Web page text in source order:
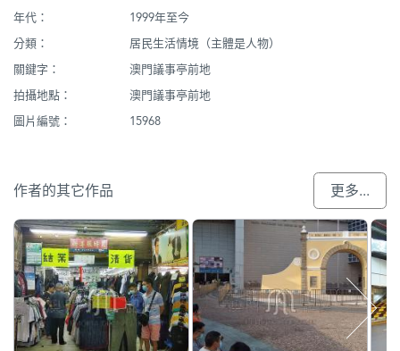
年代：
1999年至今
分類：
居民生活情境（主體是人物）
關鍵字：
澳門議事亭前地
拍攝地點：
澳門議事亭前地
圖片編號：
15968
作者的其它作品 更多...